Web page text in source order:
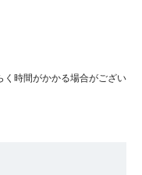
く時間がかかる場合がござい